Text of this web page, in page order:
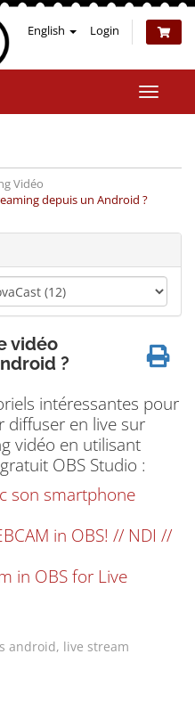
English Login
Toggle
Vidéo
depuis un Android ?
vidéo
?
intéressantes pour
diffuser en live sur
vidéo en utilisant
OBS Studio :
son smartphone
in OBS! // NDI //
in OBS for Live
android, live stream